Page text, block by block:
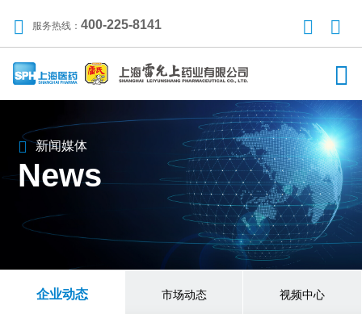
服务热线： 400-225-8141
新闻媒体
News
企业动态 市场动态 视频中心